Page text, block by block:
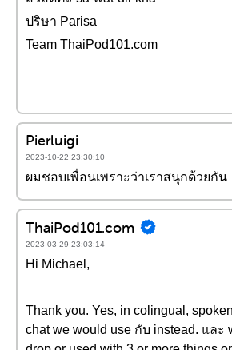
ปริษา Parisa
Team ThaiPod101.com
Pierluigi
2023-10-22 23:30:10
ผมชอบเพื่อนเพราะว่าเราสนุกด้วยกัน
ThaiPod101.com
2023-03-29 23:03:14
Hi Michael,
Thank you. Yes, in colingual,
chat we would use กับ instead. และ